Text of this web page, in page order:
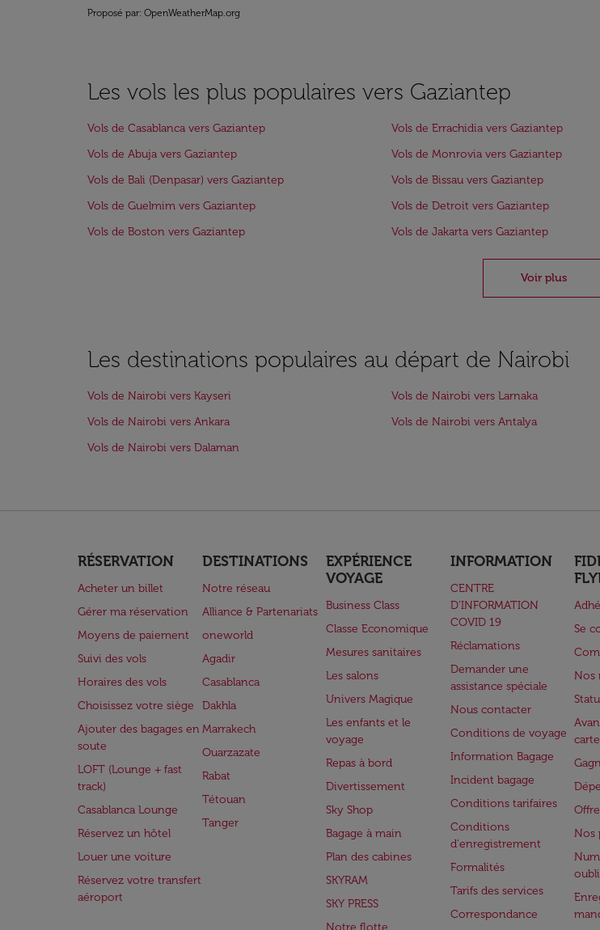
Proposé par: OpenWeatherMap.org
Les vols les plus populaires vers Gaziantep
Vols de Casablanca vers Gaziantep Vols de Errachidia vers Gaziantep
Vols de Abuja vers Gaziantep
Vols de Monrovia vers Gaziantep
Vols de Bali (Denpasar) vers Gaziantep
Vols de Bissau vers Gaziantep
Vols de Guelmim vers Gaziantep
Vols de Detroit vers Gaziantep
Vols de Boston vers Gaziantep
Vols de Jakarta vers Gaziantep
Voir plus
Les destinations populaires au départ de Nairobi
Vols de Nairobi vers Kayseri Vols de Nairobi vers Larnaka
Vols de Nairobi vers Ankara
Vols de Nairobi vers Antalya
Vols de Nairobi vers Dalaman
RÉSERVATION
Acheter un billet
Gérer ma réservation
Moyens de paiement
Suivi des vols
Horaires des vols
Choisissez votre siège
Ajouter des bagages en
soute
LOFT (Lounge + fast
track)
Casablanca Lounge
Réservez un hôtel
Louer une voiture
Réservez votre transfert
aéroport
DESTINATIONS
Notre réseau
Alliance & Partenariats
oneworld
Agadir
Casablanca
Dakhla
Marrakech
Ouarzazate
Rabat
Tétouan
Tanger
EXPÉRIENCE
VOYAGE
Business Class
Classe Economique
Mesures sanitaires
Les salons
Univers Magique
Les enfants et le
voyage
Repas à bord
Divertissement
Sky Shop
Bagage à main
Plan des cabines
SKYRAM
SKY PRESS
Notre flotte
INFORMATION
CENTRE
D’INFORMATION
COVID 19
Réclamations
Demander une
assistance spéciale
Nous contacter
Conditions de voyage
Information Bagage
Incident bagage
Conditions tarifaires
Conditions
d'enregistrement
Formalités
Tarifs des services
Correspondance
Se
Nos
Nos